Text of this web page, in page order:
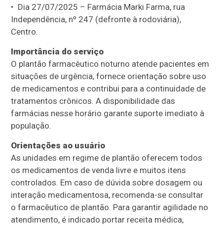
• Dia 27/07/2025 – Farmácia Marki Farma, rua
Independência, nº 247 (defronte à rodoviária),
Centro.
Importância do serviço
O plantão farmacêutico noturno atende pacientes em
situações de urgência, fornece orientação sobre uso
de medicamentos e contribui para a continuidade de
tratamentos crônicos. A disponibilidade das
farmácias nesse horário garante suporte imediato à
população.
Orientações ao usuário
As unidades em regime de plantão oferecem todos
os medicamentos de venda livre e muitos itens
controlados. Em caso de dúvida sobre dosagem ou
interação medicamentosa, recomenda-se consultar
o farmacêutico de plantão. Para garantir agilidade no
atendimento, é indicado portar receita médica,